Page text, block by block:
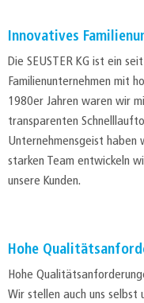
Innovatives
Die SEUSTER KG ist ein
Familienunternehmen mit
1980er Jahren waren wir
transparenten
Unternehmensgeist haben
starken Team entwickeln
unsere Kunden.
Hohe
Hohe
Wir stellen auch uns selbst